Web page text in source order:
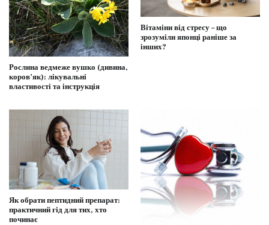
Рослина ведмеже вушко (дивина,
коров’як): лікувальні
властивості та інструкція
Вітаміни від стресу – що
зрозуміли японці раніше за
інших?
Як обрати пептидний препарат:
практичний гід для тих, хто
починає